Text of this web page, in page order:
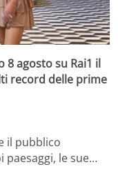
8 agosto su Rai1 il
record delle prime
il pubblico
paesaggi, le sue…